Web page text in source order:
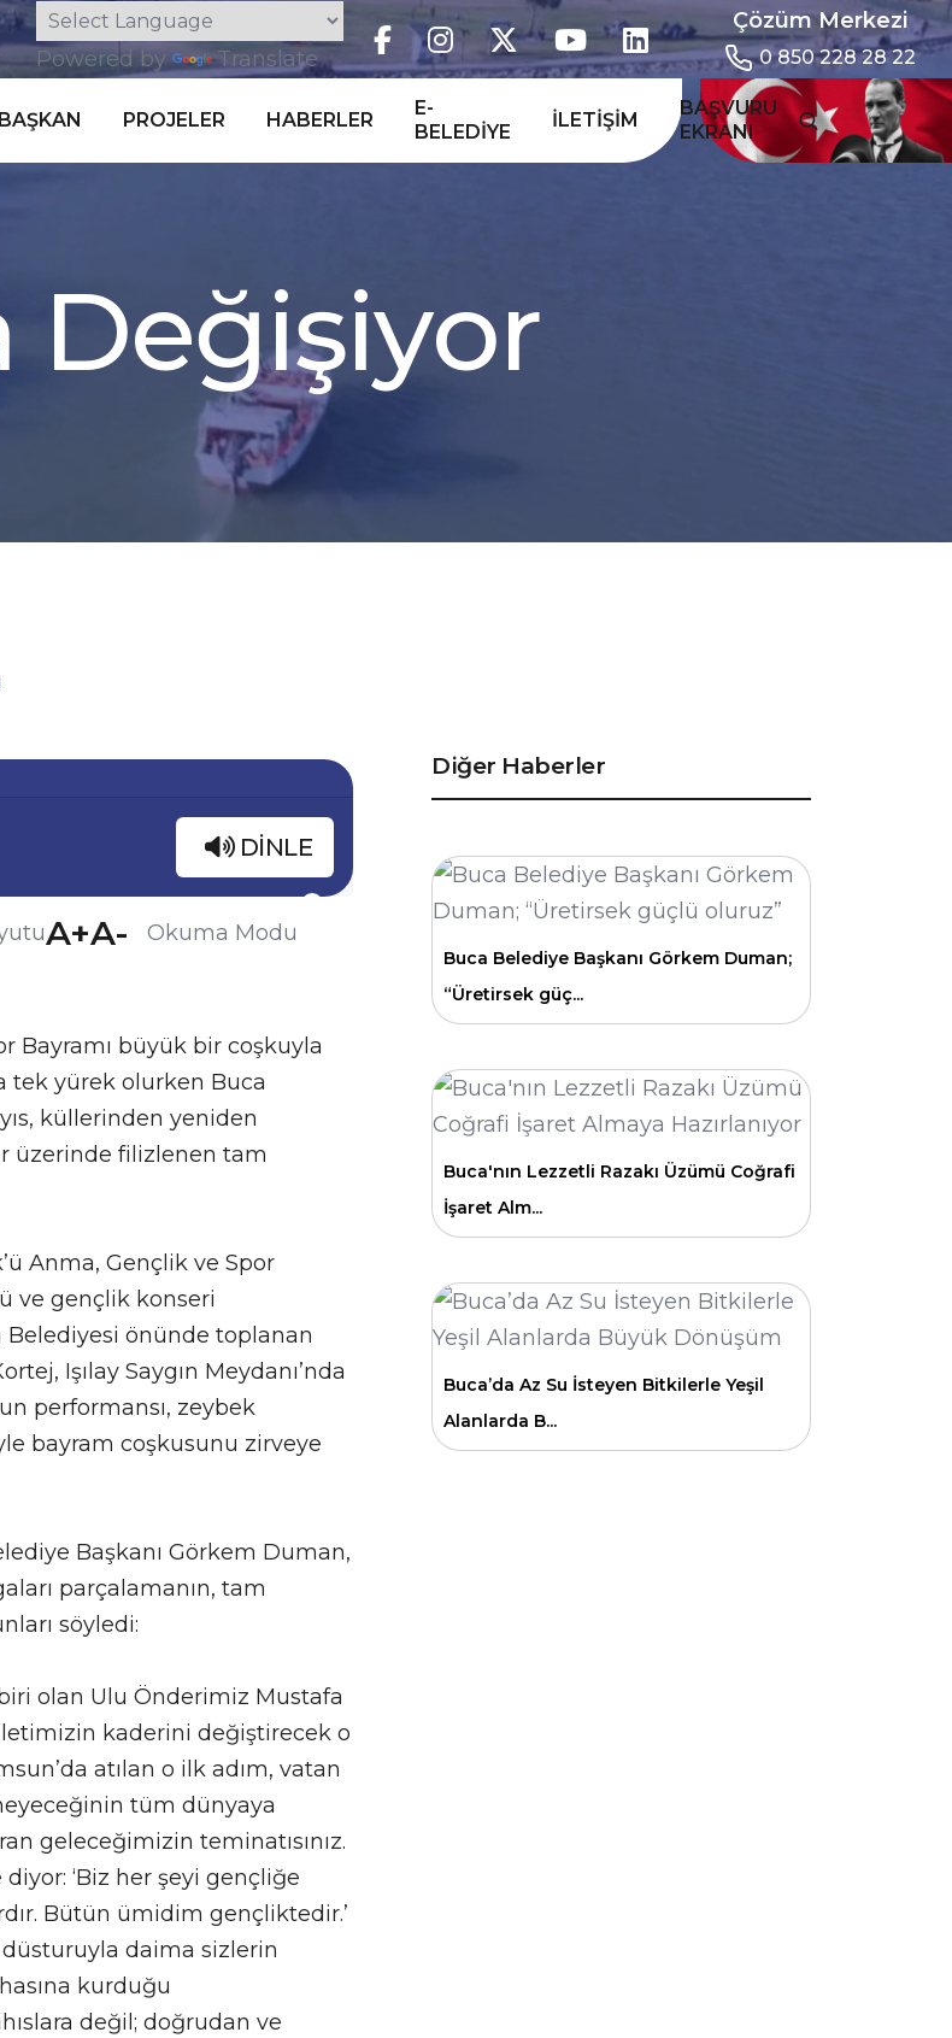
Powered by Translate
Çözüm Merkezi
0 850 228 28 22
BAŞKAN PROJELER HABERLER
E-
BELEDIYE
İLETIŞIM
BAŞVURU
EKRANI
Değişiyor
DINLE
A+A- Okuma Modu
Bayramı büyük bir coşkuyla
tek yürek olurken Buca
küllerinden yeniden
üzerinde filizlenen tam
Anma, Gençlik ve Spor
ve gençlik konseri
Belediyesi önünde toplanan
Işılay Saygın Meydanı’nda
performansı, zeybek
bayram coşkusunu zirveye
Başkanı Görkem Duman,
parçalamanın, tam
söyledi:
olan Ulu Önderimiz Mustafa
kaderini değiştirecek o
atılan o ilk adım, vatan
tüm dünyaya
geleceğimizin teminatısınız.
‘Biz her şeyi gençliğe
Bütün ümidim gençliktedir.’
daima sizlerin
kurduğu
değil; doğrudan ve
Diğer Haberler
Buca Belediye Başkanı Görkem Duman;
“Üretirsek güç...
Buca'nın Lezzetli Razakı Üzümü Coğrafi
İşaret Alm...
Buca’da Az Su İsteyen Bitkilerle Yeşil
Alanlarda B...